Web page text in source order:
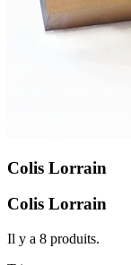
Colis Lorrain
Colis Lorrain
Il y a 8 produits.